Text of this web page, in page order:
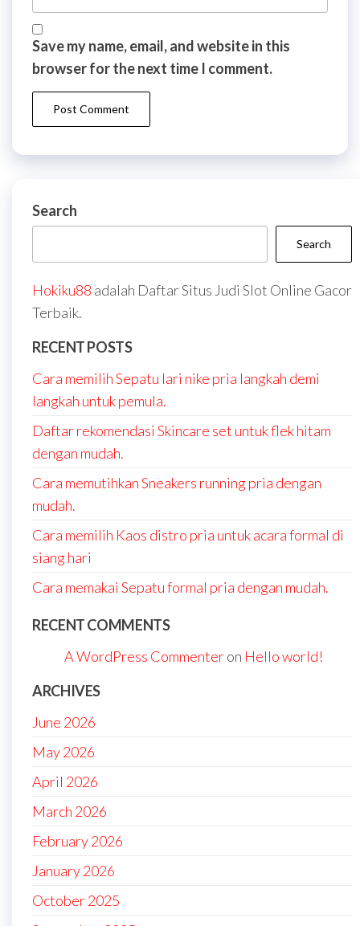
Save my name, email, and website in this
browser for the next time I comment.
Search
Search
Hokiku88 adalah Daftar Situs Judi Slot Online Gacor
Terbaik.
RECENT POSTS
Cara memilih Sepatu lari nike pria langkah demi
langkah untuk pemula.
Daftar rekomendasi Skincare set untuk flek hitam
dengan mudah.
Cara memutihkan Sneakers running pria dengan
mudah.
Cara memilih Kaos distro pria untuk acara formal di
siang hari
Cara memakai Sepatu formal pria dengan mudah.
RECENT COMMENTS
A WordPress Commenteron Hello world!
ARCHIVES
June 2026
May 2026
April 2026
March 2026
February 2026
January 2026
October 2025